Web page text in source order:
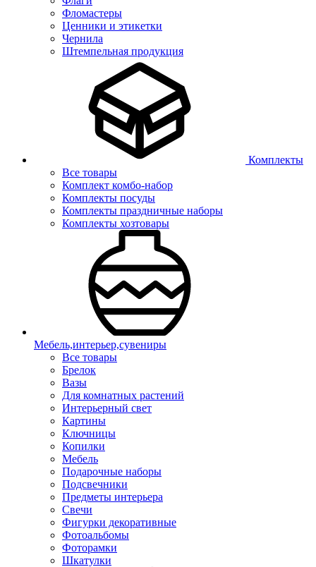
Фломастеры
Ценники и этикетки
Чернила
Штемпельная продукция
Комплекты
Все товары
Комплект комбо-набор
Комплекты посуды
Комплекты праздничные наборы
Комплекты хозтовары
Мебель,интерьер,сувениры
Все товары
Брелок
Вазы
Для комнатных растений
Интерьерный свет
Картины
Ключницы
Копилки
Мебель
Подарочные наборы
Подсвечники
Предметы интерьера
Свечи
Фигурки декоративные
Фотоальбомы
Фоторамки
Шкатулки